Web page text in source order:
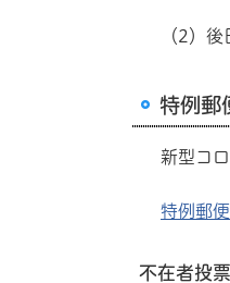
（2）後
特例郵
新型コロ
特例郵
不在者投